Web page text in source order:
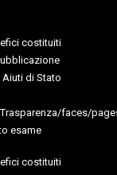
costituiti
di Stato
faces/
esame
costituiti